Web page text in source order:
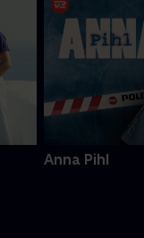
Anna Pihl